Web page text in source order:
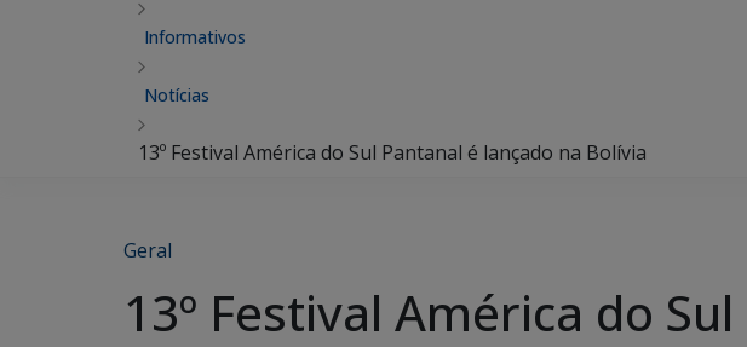
Informativos
Notícias
13º Festival América do Sul Pantanal é lançado na Bolívia
Geral
13º Festival América do